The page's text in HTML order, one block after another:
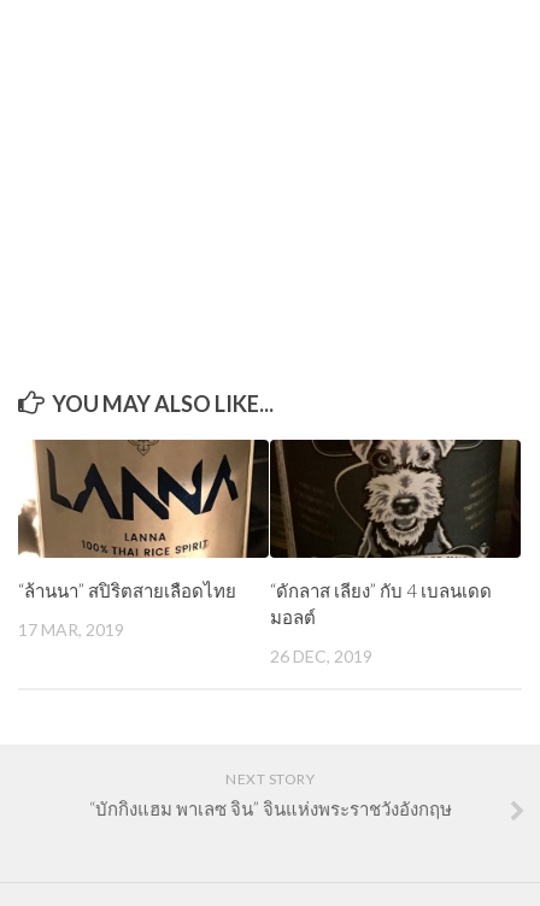
YOU MAY ALSO LIKE...
“ล้านนา” สปิริตสายเลือดไทย
17 MAR, 2019
“ดักลาส เลียง” กับ 4 เบลนเดด
มอลต์
26 DEC, 2019
NEXT STORY
“บักกิงแฮม พาเลซ จิน” จินแห่งพระราชวังอังกฤษ